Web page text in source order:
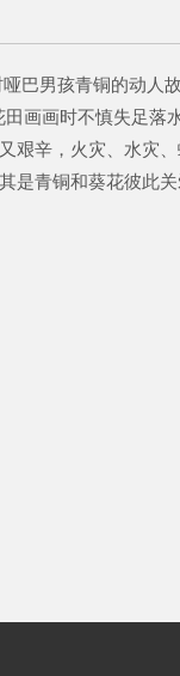
巴男孩青铜的动人
画画时不慎失足落
艰辛，火灾、水灾
是青铜和葵花彼此